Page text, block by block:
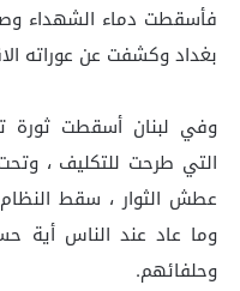
فأسقطت دماء الشهداء
بغداد وكشفت عن عوراته
وفي لبنان أسقطت ثورة
التي طرحت للتكليف ،
عطش الثوار ، سقط النظام
وما عاد عند الناس أية
وحلفائهم.